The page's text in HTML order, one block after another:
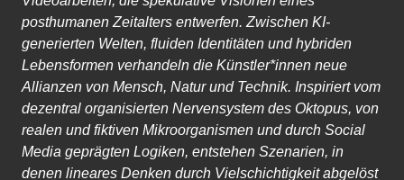
posthumanen Zeitalters entwerfen. Zwischen KI-
generierten Welten, fluiden Identitäten und hybriden
Lebensformen verhandeln die Künstler*innen neue
Allianzen von Mensch, Natur und Technik. Inspiriert vom
dezentral organisierten Nervensystem des Oktopus, von
realen und fiktiven Mikroorganismen und durch Social
Media geprägten Logiken, entstehen Szenarien, in
denen lineares Denken durch Vielschichtigkeit abgelöst